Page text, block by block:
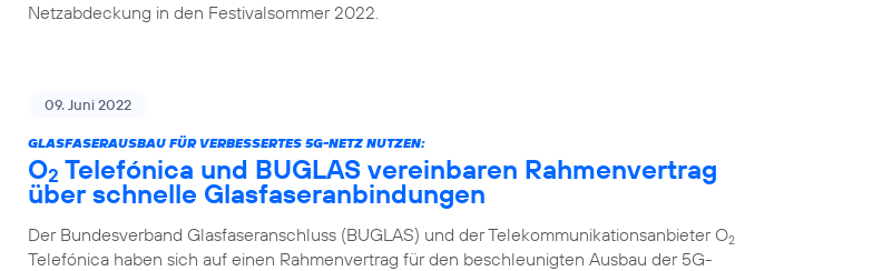
Netzabdeckung in den Festivalsommer 2022.
09. Juni 2022
GLASFASERAUSBAU FÜR VERBESSERTES 5G-NETZ NUTZEN:
O2 Telefónica und BUGLAS vereinbaren Rahmenvertrag
über schnelle Glasfaseranbindungen
Der Bundesverband Glasfaseranschluss (BUGLAS) und der Telekommunikationsanbieter O2
Telefónica haben sich auf einen Rahmenvertrag für den beschleunigten Ausbau der 5G-